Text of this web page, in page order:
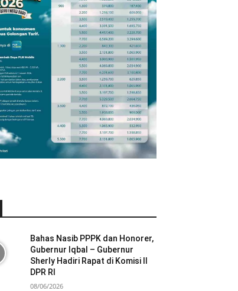
Bahas Nasib PPPK dan Honorer,
Gubernur Iqbal – Gubernur
Sherly Hadiri Rapat di Komisi II
DPR RI
08/06/2026